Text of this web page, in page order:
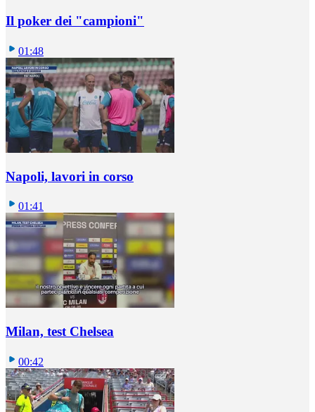
Il poker dei "campioni"
01:48
Napoli, lavori in corso
01:41
Milan, test Chelsea
00:42